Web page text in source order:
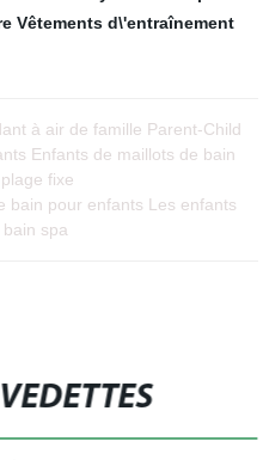
Vêtements d\'entraînement
à air de famille Parent-Child
Enfants de maillots de bain
fixe
bain pour enfants Les enfants
spa